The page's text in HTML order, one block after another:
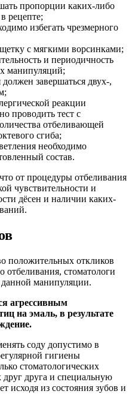
пропорции каких-либо
рецепте;
избегать чрезмерного
с мягкими ворсинками;
и периодичность
манипуляций;
завершаться двух-,
реакции
проводить тест с
отбеливающей
сгиба;
необходимо
состав.
от процедуры отбеливания
чувствительности и
дёсен и наличии каких-
положительных откликов
отбеливания, стоматологи
манипуляции.
агрессивным
на эмаль, в результате
соду допустимо в
гигиены
стоматологических
друга и специальную
исходя из состояния зубов и